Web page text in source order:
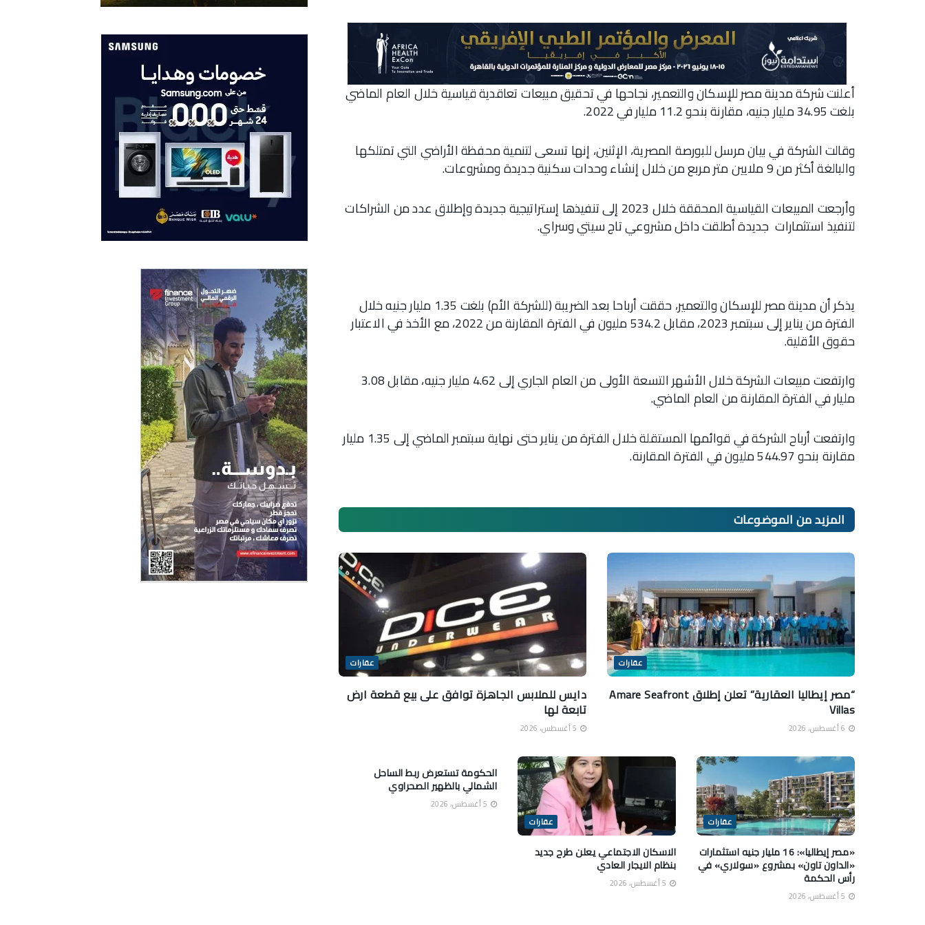
أعلنت شركة مدينة مصر للإسكان والتعمير، نجاحها في تحقيق مبيعات تعاقدية قياسية خلال العام الماضي
بلغت 34.95 مليار جنيه، مقارنة بنحو 11.2 مليار في 2022.
وقالت الشركة في بيان مرسل للبورصة المصرية، الإثنين، إنها تسعى لتنمية محفظة الأراضي التي تمتلكها
والبالغة أكثر من 9 ملايين متر مربع من خلال إنشاء وحدات سكنية جديدة ومشروعات.
وأرجعت المبيعات القياسية المحققة خلال 2023 إلى تنفيذها إستراتيجية جديدة وإطلاق عدد من الشراكات
لتنفيذ استثمارات جديدة أطلقت داخل مشروعي تاج سيتي وسراي.
يذكر أن مدينة مصر للإسكان والتعمير، حققت أرباحا بعد الضريبة (للشركة الأم) بلغت 1.35 مليار جنيه خلال
الفترة من يناير إلى سبتمبر 2023، مقابل 534.2 مليون في الفترة المقارنة من 2022، مع الأخذ في الاعتبار
حقوق الأقلية.
وارتفعت مبيعات الشركة خلال الأشهر التسعة الأولى من العام الجاري إلى 4.62 مليار جنيه، مقابل 3.08
مليار في الفترة المقارنة من العام الماضي.
وارتفعت أرباح الشركة في قوائمها المستقلة خلال الفترة من يناير حتى نهاية سبتمبر الماضي إلى 1.35 مليار
مقارنة بنحو 544.97 مليون في الفترة المقارنة.
المزيد منالموضوعات
عقارات
“مصر إيطاليا العقارية” تعلن إطلاق Amare Seafront
Villas
عقارات
دايس للملابس الجاهزة توافق على بيع قطعة ارض
تابعة لها
عقارات
«مصر إيطاليا»: 16 مليار جنيه استثمارات
«الداون تاون» بمشروع «سولاري» في
رأس الحكمة
عقارات
الاسكان الاجتماعي يعلن طرح جديد
بنظام الايجار العادي
الحكومة تستعرض ربط الساحل
الشمالي بالظهير الصحراوي